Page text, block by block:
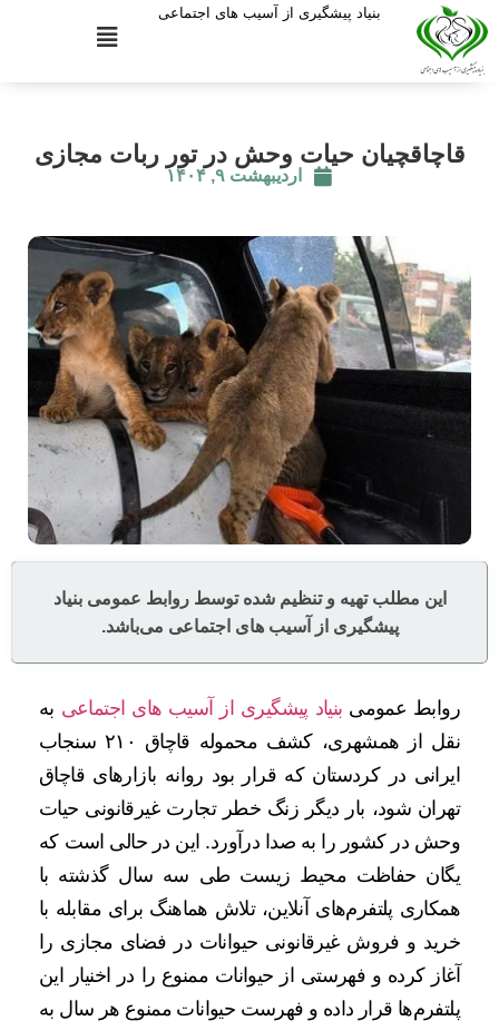
بنیاد پیشگیری از آسیب های اجتماعی
قاچاقچیان حیات وحش در تور ربات مجازی
اردیبهشت ۹, ۱۴۰۴
این مطلب تهیه و تنظیم شده توسط روابط عمومی بنیاد
پیشگیری از آسیب های اجتماعی می‌باشد.
روابط عمومی بنیاد پیشگیری از آسیب های اجتماعی به
نقل از همشهری، کشف محموله قاچاق ۲۱۰ سنجاب
ایرانی در کردستان که قرار بود روانه بازارهای قاچاق
تهران شود، بار دیگر زنگ خطر تجارت غیرقانونی حیات
وحش در کشور را به صدا درآورد. این در حالی است که
یگان حفاظت محیط زیست طی سه سال گذشته با
همکاری پلتفرم‌های آنلاین، تلاش هماهنگ برای مقابله با
خرید و فروش غیرقانونی حیوانات در فضای مجازی را
آغاز کرده و فهرستی از حیوانات ممنوع را در اخنیار این
پلتفرم‌ها قرار داده و فهرست حیوانات ممنوع هر سال به